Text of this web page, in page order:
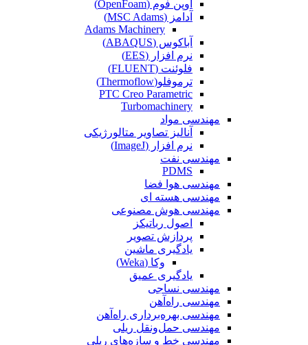
اوپن فوم (OpenFoam)
آدامز (MSC Adams)
Adams Machinery
آباکوس (ABAQUS)
نرم افزار (EES)
فلوئنت (FLUENT)
ترموفلو(Thermoflow)
PTC Creo Parametric
Turbomachinery
مهندسی مواد
آنالیز تصاویر متالورژیکی
نرم افزار (ImageJ)
مهندسی نفت
PDMS
مهندسی هوا فضا
مهندسی هسته ای
مهندسی هوش مصنوعی
اصول رباتیکز
پردازش تصویر
یادگیری ماشین
وکا (Weka)
یادگیری عمیق
مهندسی نساجی
مهندسی راه‌آهن
مهندسی بهره‌برداری راه‌آهن
مهندسی حمل‌ونقل ریلی
مهندسی خط و سازه‌های ریلی